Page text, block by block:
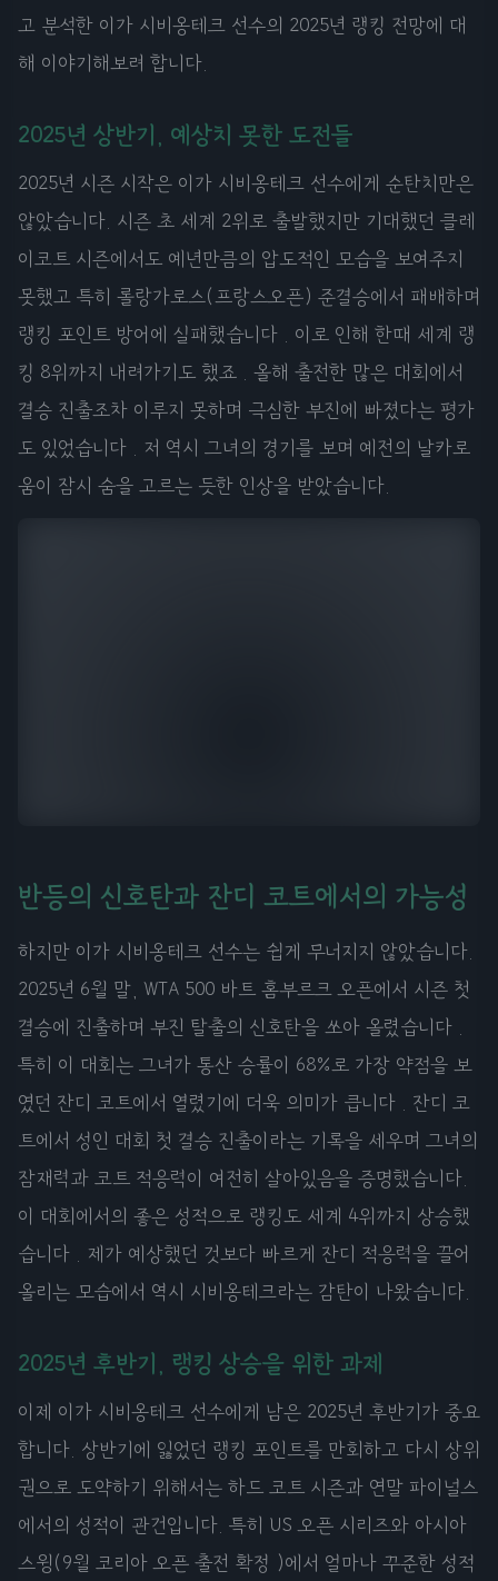
고 분석한 이가 시비옹테크 선수의 2025년 랭킹 전망에 대
해 이야기해보려 합니다.
2025년 상반기, 예상치 못한 도전들
2025년 시즌 시작은 이가 시비옹테크 선수에게 순탄치만은
않았습니다. 시즌 초 세계 2위로 출발했지만 기대했던 클레
이코트 시즌에서도 예년만큼의 압도적인 모습을 보여주지
못했고 특히 롤랑가로스(프랑스오픈) 준결승에서 패배하며
랭킹 포인트 방어에 실패했습니다 . 이로 인해 한때 세계 랭
킹 8위까지 내려가기도 했죠 . 올해 출전한 많은 대회에서
결승 진출조차 이루지 못하며 극심한 부진에 빠졌다는 평가
도 있었습니다 . 저 역시 그녀의 경기를 보며 예전의 날카로
움이 잠시 숨을 고르는 듯한 인상을 받았습니다.
반등의 신호탄과 잔디 코트에서의 가능성
하지만 이가 시비옹테크 선수는 쉽게 무너지지 않았습니다.
2025년 6월 말, WTA 500 바트 홈부르크 오픈에서 시즌 첫
결승에 진출하며 부진 탈출의 신호탄을 쏘아 올렸습니다 .
특히 이 대회는 그녀가 통산 승률이 68%로 가장 약점을 보
였던 잔디 코트에서 열렸기에 더욱 의미가 큽니다 . 잔디 코
트에서 성인 대회 첫 결승 진출이라는 기록을 세우며 그녀의
잠재력과 코트 적응력이 여전히 살아있음을 증명했습니다.
이 대회에서의 좋은 성적으로 랭킹도 세계 4위까지 상승했
습니다 . 제가 예상했던 것보다 빠르게 잔디 적응력을 끌어
올리는 모습에서 역시 시비옹테크라는 감탄이 나왔습니다.
2025년 후반기, 랭킹 상승을 위한 과제
이제 이가 시비옹테크 선수에게 남은 2025년 후반기가 중요
합니다. 상반기에 잃었던 랭킹 포인트를 만회하고 다시 상위
권으로 도약하기 위해서는 하드 코트 시즌과 연말 파이널스
에서의 성적이 관건입니다. 특히 US 오픈 시리즈와 아시아
스윙(9월 코리아 오픈 출전 확정 )에서 얼마나 꾸준한 성적